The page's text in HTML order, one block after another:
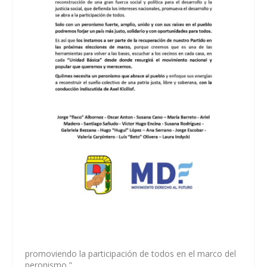
promoviendo la participación de todos en el marco del